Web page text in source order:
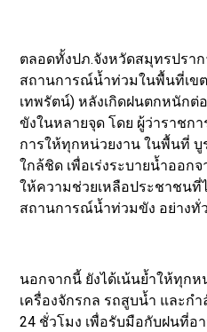
ตลอดทั้งปภ.จังหวัดสมุทรปรา
สถานการณ์น้ำท่วมในพื้นที่เข
เทพรัตน์) หลังเกิดฝนตกหนักต่
ขังในหลายจุด โดย ผู้ว่าราชก
การให้ทุกหน่วยงาน ในพื้นที่
ใกล้ชิด เพื่อเร่งระบายน้ำออก
ให้ความช่วยเหลือประชาชนที่
สถานการณ์น้ำท่วมขัง อย่างทั่
นอกจากนี้ ยังได้เน้นย้ำให้ทุก
เครื่องจักรกล รถสูบน้ำ และก
24 ชั่วโมง เพื่อรับมือกับฝนที่อ